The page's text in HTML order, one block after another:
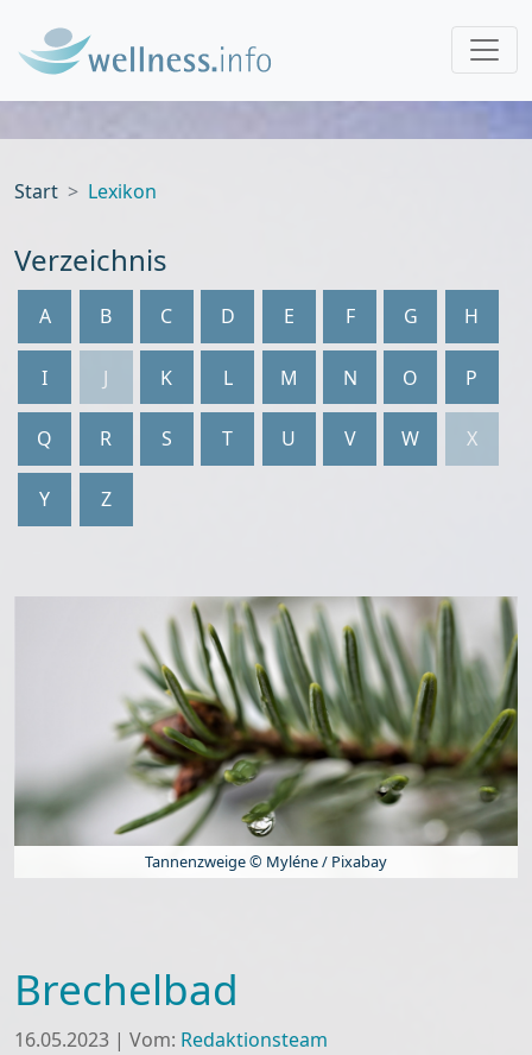
Start Lexikon
Verzeichnis
A B C D E F G H
I J K L M N O P
Q R S T U V W X
Y Z
Tannenzweige © Myléne / Pixabay
Brechelbad
16.05.2023 | Vom: Redaktionsteam